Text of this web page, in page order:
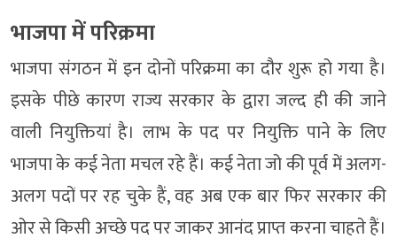
भाजपा में परिक्रमा
भाजपा संगठन में इन दोनों परिक्रमा का दौर शुरू हो गया है।
इसके पीछे कारण राज्य सरकार के द्वारा जल्द ही की जाने
वाली नियुक्तियां है। लाभ के पद पर नियुक्ति पाने के लिए
भाजपा के कई नेता मचल रहे हैं। कई नेता जो की पूर्व में अलग-
अलग पदों पर रह चुके हैं, वह अब एक बार फिर सरकार की
ओर से किसी अच्छे पद पर जाकर आनंद प्राप्त करना चाहते हैं।